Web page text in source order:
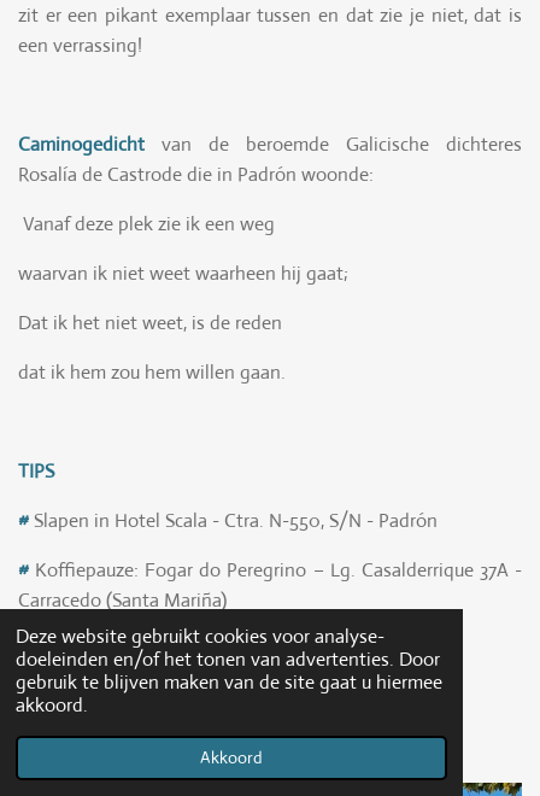
Deze website gebruikt cookies voor analyse-
doeleinden en/of het tonen van advertenties. Door
gebruik te blijven maken van de site gaat u hiermee
akkoord.
Akkoord
zit er een pikant exemplaar tussen en dat zie je niet, dat is
een verrassing!
Caminogedicht van de beroemde Galicische dichteres
Rosalía de Castrode die in Padrón woonde:
Vanaf deze plek zie ik een weg
waarvan ik niet weet waarheen hij gaat;
Dat ik het niet weet, is de reden
dat ik hem zou hem willen gaan.
TIPS
# Slapen in Hotel Scala - Ctra. N-550, S/N - Padrón
# Koffiepauze: Fogar do Peregrino – Lg. Casalderrique 37A -
Carracedo (Santa Mariña)
#Lunch: Seculo XX Café - Rúa Tetuán – Padrón
#Diner: restaurant van Hotel Scala